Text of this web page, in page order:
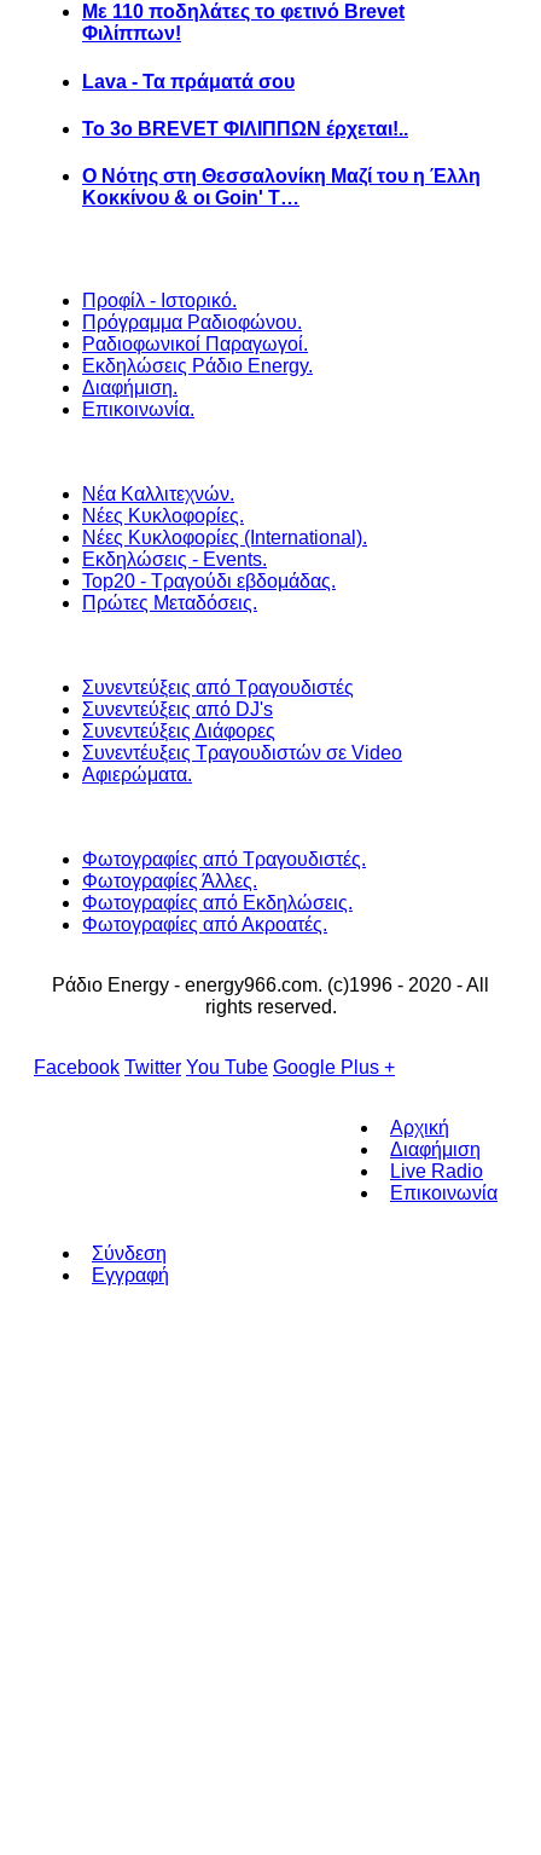
Με 110 ποδηλάτες το φετινό Brevet
Φιλίππων!
Lava - Τα πράματά σου
Το 3ο BREVET ΦΙΛΙΠΠΩΝ έρχεται!..
Ο Νότης στη Θεσσαλονίκη Μαζί του η Έλλη
Κοκκίνου & οι Goin' T…
Προφίλ - Ιστορικό.
Πρόγραμμα Ραδιοφώνου.
Ραδιοφωνικοί Παραγωγοί.
Εκδηλώσεις Ράδιο Energy.
Διαφήμιση.
Επικοινωνία.
Νέα Καλλιτεχνών.
Νέες Κυκλοφορίες.
Νέες Κυκλοφορίες (International).
Εκδηλώσεις - Events.
Top20 - Τραγούδι εβδομάδας.
Πρώτες Μεταδόσεις.
Συνεντεύξεις από Τραγουδιστές
Συνεντεύξεις από DJ's
Συνεντεύξεις Διάφορες
Συνεντέυξεις Τραγουδιστών σε Video
Αφιερώματα.
Φωτογραφίες από Τραγουδιστές.
Φωτογραφίες Άλλες.
Φωτογραφίες από Εκδηλώσεις.
Φωτογραφίες από Ακροατές.
Ράδιο Energy - energy966.com. (c)1996 - 2020 - All
rights reserved.
Facebook Twitter You Tube Google Plus +
Αρχική
Διαφήμιση
Live Radio
Επικοινωνία
Σύνδεση
Εγγραφή